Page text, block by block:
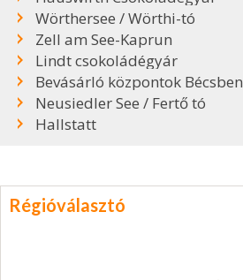
Wörthersee / Wörthi-tó
Zell am See-Kaprun
Lindt csokoládégyár
Bevásárló központok Bécsben
Neusiedler See / Fertő tó
Hallstatt
Régióválasztó